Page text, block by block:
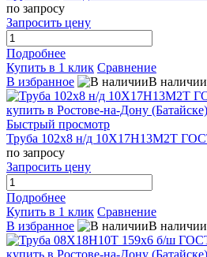
по запросу
Запросить цену
Подробнее
Купить в 1 клик Сравнение
В избранное
В наличии
Быстрый просмотр
Труба 102х8 н/д 10Х17Н13М2Т
по запросу
Запросить цену
Подробнее
Купить в 1 клик Сравнение
В избранное
В наличии